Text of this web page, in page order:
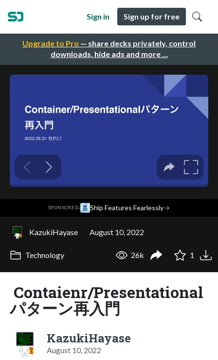
Upgrade to Pro — share decks privately, control
downloads, hide ads and more …
Sign in Sign up for free
SPONSORED· Ship Features Fearlessly→
KazukiHayase August 10, 2022
Technology 26k 1
Contaienr/Presentational
パターン再入門
KazukiHayase
August 10, 2022